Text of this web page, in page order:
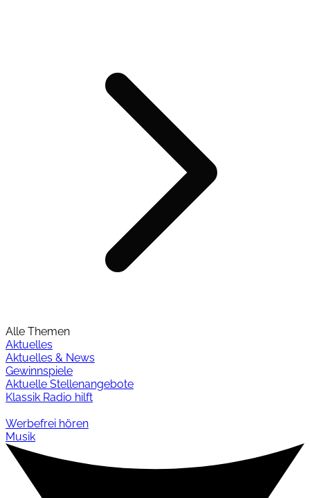
Alle Themen
Aktuelles
Aktuelles & News
Gewinnspiele
Aktuelle Stellenangebote
Klassik Radio hilft
Werbefrei hören
Musik